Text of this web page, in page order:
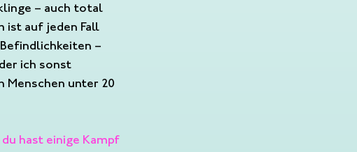
– auch total
ist auf jeden Fall
–
ich sonst
Menschen unter 20
hast einige Kampf